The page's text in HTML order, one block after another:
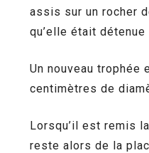
assis sur un rocher
qu’elle était
Un nouveau trophée
centimètres de
Lorsqu’il est remis
reste alors de la